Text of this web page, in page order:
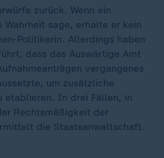
zurück. Wenn ein
sage, erhalte er kein
Politikerin. Allerdings haben
dass das Auswärtige Amt
vergangenes
um zusätzliche
etablieren. In drei Fällen, in
Rechtsmäßigkeit der
die Staatsanwaltschaft.